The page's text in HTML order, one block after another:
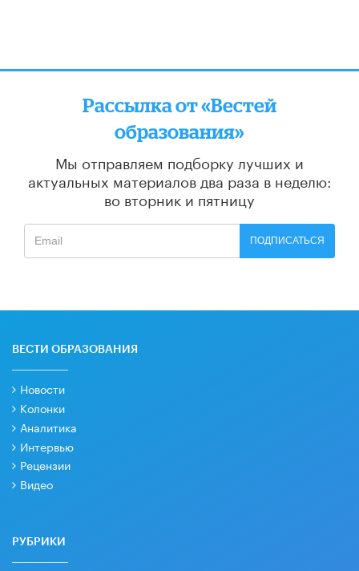
Рассылка от «Вестей
образования»
Мы отправляем подборку лучших и
актуальных материалов два раза в неделю:
во вторник и пятницу
ПОДПИСАТЬСЯ
ВЕСТИ ОБРАЗОВАНИЯ
Новости
Колонки
Аналитика
Интервью
Рецензии
Видео
РУБРИКИ